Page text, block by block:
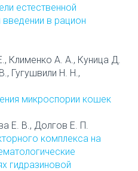
естественной
введении в рацион
Клименко А. А., Куница Д.
Гугушвили Н. Н.,
микроспории кошек
Е. В., Долгов Е. П.
комплекса на
гидразиновой